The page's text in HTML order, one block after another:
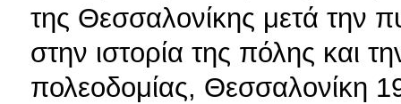
της Θεσσαλονίκης μετά την
στην ιστορία της πόλης και
πολεοδομίας, Θεσσαλονίκη